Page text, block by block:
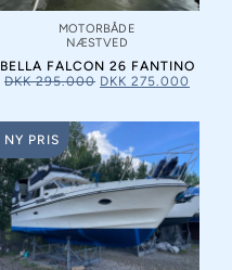
MOTORBÅDE
NÆSTVED
BELLA FALCON 26 FANTINO
DKK295.000 DKK 275.000
NY PRIS